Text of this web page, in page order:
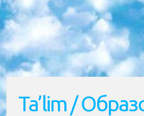
Ta’lim /